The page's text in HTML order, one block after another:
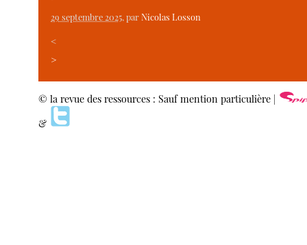
29 septembre 2025, parNicolas Losson
<
>
© la revue des ressources : Sauf mention particulière |
&